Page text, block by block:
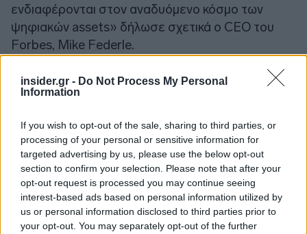
insider.gr - Do Not Process My Personal
Information
If you wish to opt-out of the sale, sharing to third parties, or
processing of your personal or sensitive information for
targeted advertising by us, please use the below opt-out
section to confirm your selection. Please note that after your
opt-out request is processed you may continue seeing
interest-based ads based on personal information utilized by
us or personal information disclosed to third parties prior to
your opt-out. You may separately opt-out of the further
ενδιαφέρονται στον αναδυόμενο κόσμο των
ψηφιακών assets» δήλωσε σχετικά ο CEO του
Forbes, Mike Federle.
Ακολουθήστε το insider.gr στο Google News και μάθετε
πρώτοι όλες τις